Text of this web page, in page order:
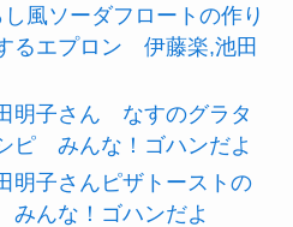
し風ソーダフロートの作り
るエプロン 伊藤楽,池田
明子さん なすのグラタ
ピ みんな！ゴハンだよ
明子さんピザトーストの
んな！ゴハンだよ